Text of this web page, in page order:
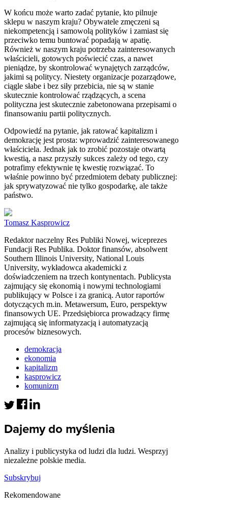
W końcu może warto zadać pytanie, kto pilnuje
sklepu w naszym kraju? Obywatele zmęczeni są
niekompetencją i samowolą polityków i zamiast się
przeciwko temu buntować popadają w apatię.
Również w naszym kraju potrzeba zainteresowanych
właścicieli, gotowych poświecić czas, a nawet
pieniądze, by skontrolować wynajętych zarządców,
jakimi są politycy. Niestety organizacje pozarządowe,
ciągle słabe i bez siły przebicia, nie są w stanie
skutecznie kontrolować rządzących, a scena
polityczna jest skutecznie zabetonowana przepisami o
finansowaniu partii politycznych.
Odpowiedź na pytanie, jak ratować kapitalizm i
demokrację jest prosta: wprowadzić zainteresowanego
właściciela. Jednak jak to zrobić pozostaje otwartą
kwestią, a nasz przyszły sukces zależy od tego, czy
potrafimy efektywnie tę kwestię rozwiązać. To
właśnie powinno być przedmiotem debaty publicznej:
jak sprywatyzować nie tylko gospodarkę, ale także
państwo.
Tomasz Kasprowicz
Redaktor naczelny Res Publiki Nowej, wiceprezes
Fundacji Res Publika. Doktor finansów, absolwent
Southern Illinois University, National Louis
University, wykładowca akademicki z
doświadczeniem na trzech kontynentach. Publicysta
zajmujący się ekonomią i nowymi technologiami
publikujący w Polsce i za granicą. Autor raportów
dotyczących m.in. Metawersum, Euro, perspektyw
finansowych UE. Przedsiębiorca prowadzący firmę
zajmującą się informatyzacją i automatyzacją
procesów biznesowych.
demokracja
ekonomia
kapitalizm
kasprowicz
komunizm
Dajemy do myślenia
Analizy i publicystyka od ludzi dla ludzi. Wesprzyj
niezależne polskie media.
Subskrybuj
Rekomendowane